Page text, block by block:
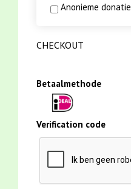
Anonieme donatie
CHECKOUT
Betaalmethode
Verification code